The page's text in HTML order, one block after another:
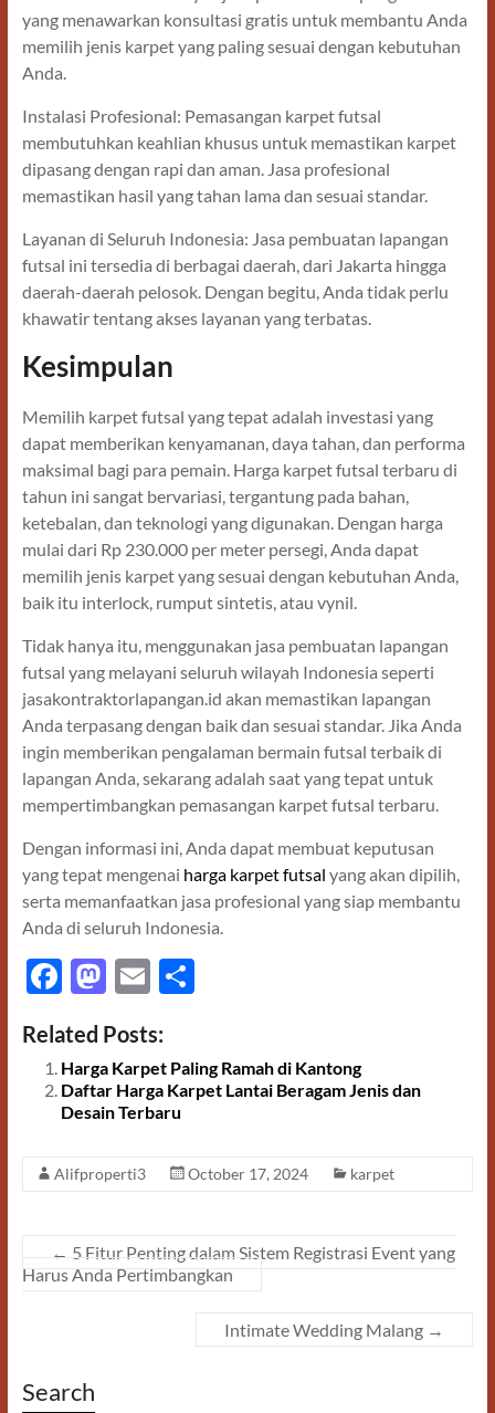
yang menawarkan konsultasi gratis untuk membantu Anda
memilih jenis karpet yang paling sesuai dengan kebutuhan
Anda.
Instalasi Profesional: Pemasangan karpet futsal
membutuhkan keahlian khusus untuk memastikan karpet
dipasang dengan rapi dan aman. Jasa profesional
memastikan hasil yang tahan lama dan sesuai standar.
Layanan di Seluruh Indonesia: Jasa pembuatan lapangan
futsal ini tersedia di berbagai daerah, dari Jakarta hingga
daerah-daerah pelosok. Dengan begitu, Anda tidak perlu
khawatir tentang akses layanan yang terbatas.
Kesimpulan
Memilih karpet futsal yang tepat adalah investasi yang
dapat memberikan kenyamanan, daya tahan, dan performa
maksimal bagi para pemain. Harga karpet futsal terbaru di
tahun ini sangat bervariasi, tergantung pada bahan,
ketebalan, dan teknologi yang digunakan. Dengan harga
mulai dari Rp 230.000 per meter persegi, Anda dapat
memilih jenis karpet yang sesuai dengan kebutuhan Anda,
baik itu interlock, rumput sintetis, atau vynil.
Tidak hanya itu, menggunakan jasa pembuatan lapangan
futsal yang melayani seluruh wilayah Indonesia seperti
jasakontraktorlapangan.id akan memastikan lapangan
Anda terpasang dengan baik dan sesuai standar. Jika Anda
ingin memberikan pengalaman bermain futsal terbaik di
lapangan Anda, sekarang adalah saat yang tepat untuk
mempertimbangkan pemasangan karpet futsal terbaru.
Dengan informasi ini, Anda dapat membuat keputusan
yang tepat mengenai harga karpet futsal yang akan dipilih,
serta memanfaatkan jasa profesional yang siap membantu
Anda di seluruh Indonesia.
F
e
b
o
k
M
to
d
o
E
ail
S
e
Related Posts:
Harga Karpet Paling Ramah di Kantong
Daftar Harga Karpet Lantai Beragam Jenis dan
Desain Terbaru
Alifproperti3 October 17, 2024 karpet
← 5 Fitur Penting dalam Sistem Registrasi Event yang
Harus Anda Pertimbangkan
Intimate Wedding Malang →
Search